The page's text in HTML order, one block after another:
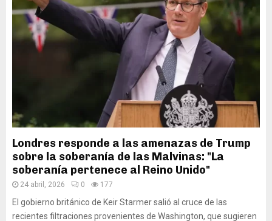
Londres responde a las amenazas de Trump
sobre la soberanía de las Malvinas: "La
soberanía pertenece al Reino Unido"
24 abril, 2026 0 177
El gobierno británico de Keir Starmer salió al cruce de las
recientes filtraciones provenientes de Washington, que sugieren